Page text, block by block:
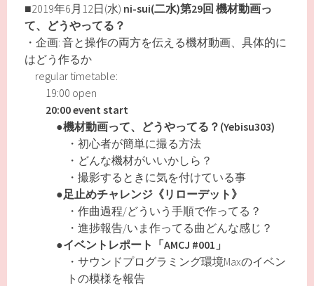
■2019年6月12日(水) ni-sui(二水)第29回 機材動画っ
て、どうやってる？
・企画: 音と操作の両方を伝える機材動画、具体的に
はどう作るか
regular timetable:
19:00 open
20:00 event start
●機材動画って、どうやってる？(Yebisu303)
・初心者が簡単に撮る方法
・どんな機材がいいかしら？
・撮影するときに気を付けている事
●足止めチャレンジ《リローデット》
・作曲過程/どういう手順で作ってる？
・進捗報告/いま作ってる曲どんな感じ？
●イベントレポート「AMCJ #001」
・サウンドプログラミング環境Maxのイベン
トの模様を報告